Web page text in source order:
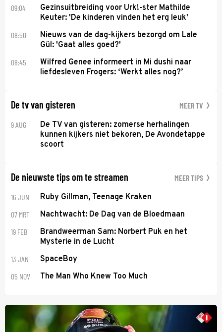
09:04
Gezinsuitbreiding voor Urk!-ster Mathilde
Keuter: 'De kinderen vinden het erg leuk'
08:50
Nieuws van de dag-kijkers bezorgd om Lale
Gül: 'Gaat alles goed?'
08:45
Wilfred Genee informeert in Mi dushi naar
liefdesleven Frogers: ‘Werkt alles nog?’
De tv van gisteren MEER TV
9 AUG
De TV van gisteren: zomerse herhalingen
kunnen kijkers niet bekoren, De Avondetappe
scoort
De nieuwste tips om te streamen MEER TIPS
16 JUN Ruby Gillman, Teenage Kraken
07 MRT Nachtwacht: De Dag van de Bloedmaan
19 FEB
Brandweerman Sam: Norbert Puk en het
Mysterie in de Lucht
13 JAN SpaceBoy
05 NOV The Man Who Knew Too Much